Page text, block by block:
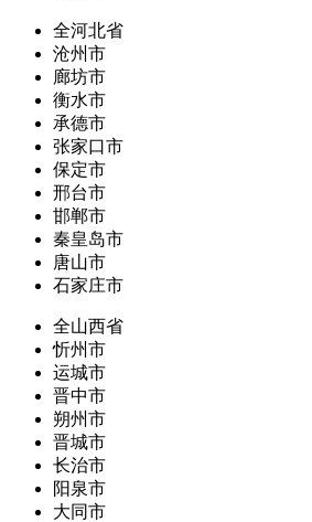
全河北省
沧州市
廊坊市
衡水市
承德市
张家口市
保定市
邢台市
邯郸市
秦皇岛市
唐山市
石家庄市
全山西省
忻州市
运城市
晋中市
朔州市
晋城市
长治市
阳泉市
大同市